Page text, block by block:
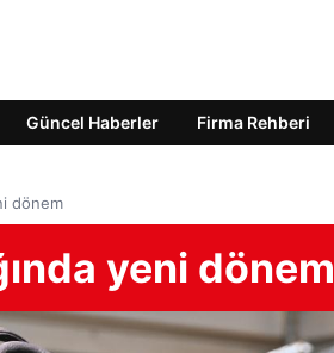
Güncel Haberler Firma Rehberi
dönem
yeni dönem